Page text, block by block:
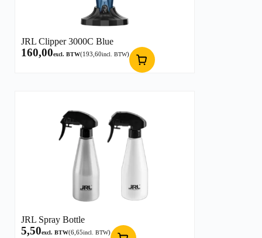
JRL Clipper 3000C Blue
160,00excl. BTW(193,60incl. BTW)
JRL Spray Bottle
5,50excl. BTW(6,65incl. BTW)